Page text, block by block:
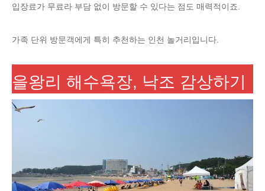
입장료가 무료라 부담 없이 방문할 수 있다는 점도 매력적이죠.
가족 단위 방문객에게 특히 추천하는 인천 놀거리입니다.
을왕리 해수욕장, 낙조 감상하기